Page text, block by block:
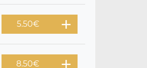
5.50€
8.50€